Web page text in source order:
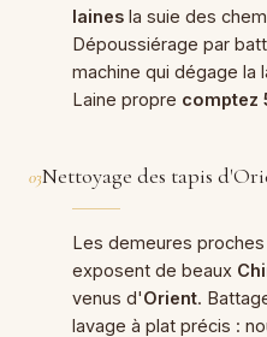
laines la suie des
Dépoussiérage par
machine qui dégage la
Laine propre comptez
03Nettoyage des tapis
Les demeures
exposent de beaux
venus d'Orient.
lavage à plat précis :